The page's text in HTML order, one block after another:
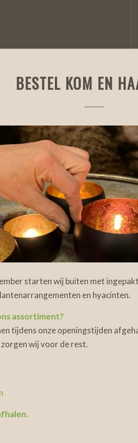
BESTEL KOM EN
starten wij buiten met
en hyacinten.
assortiment?
tijdens onze openingstijden
wij voor de rest.